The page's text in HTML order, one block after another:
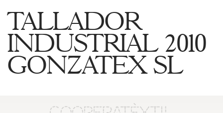
TALLADOR
INDUSTRIAL 2010
GONZATEX SL